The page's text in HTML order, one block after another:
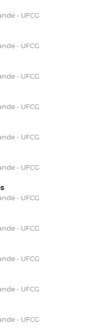
- UFCG
- UFCG
- UFCG
- UFCG
- UFCG
- UFCG
- UFCG
- UFCG
- UFCG
- UFCG
- UFCG